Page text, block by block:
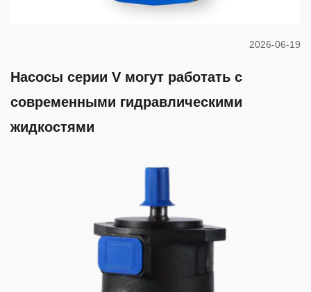
2026-06-19
Насосы серии V могут работать с
современными гидравлическими
жидкостями